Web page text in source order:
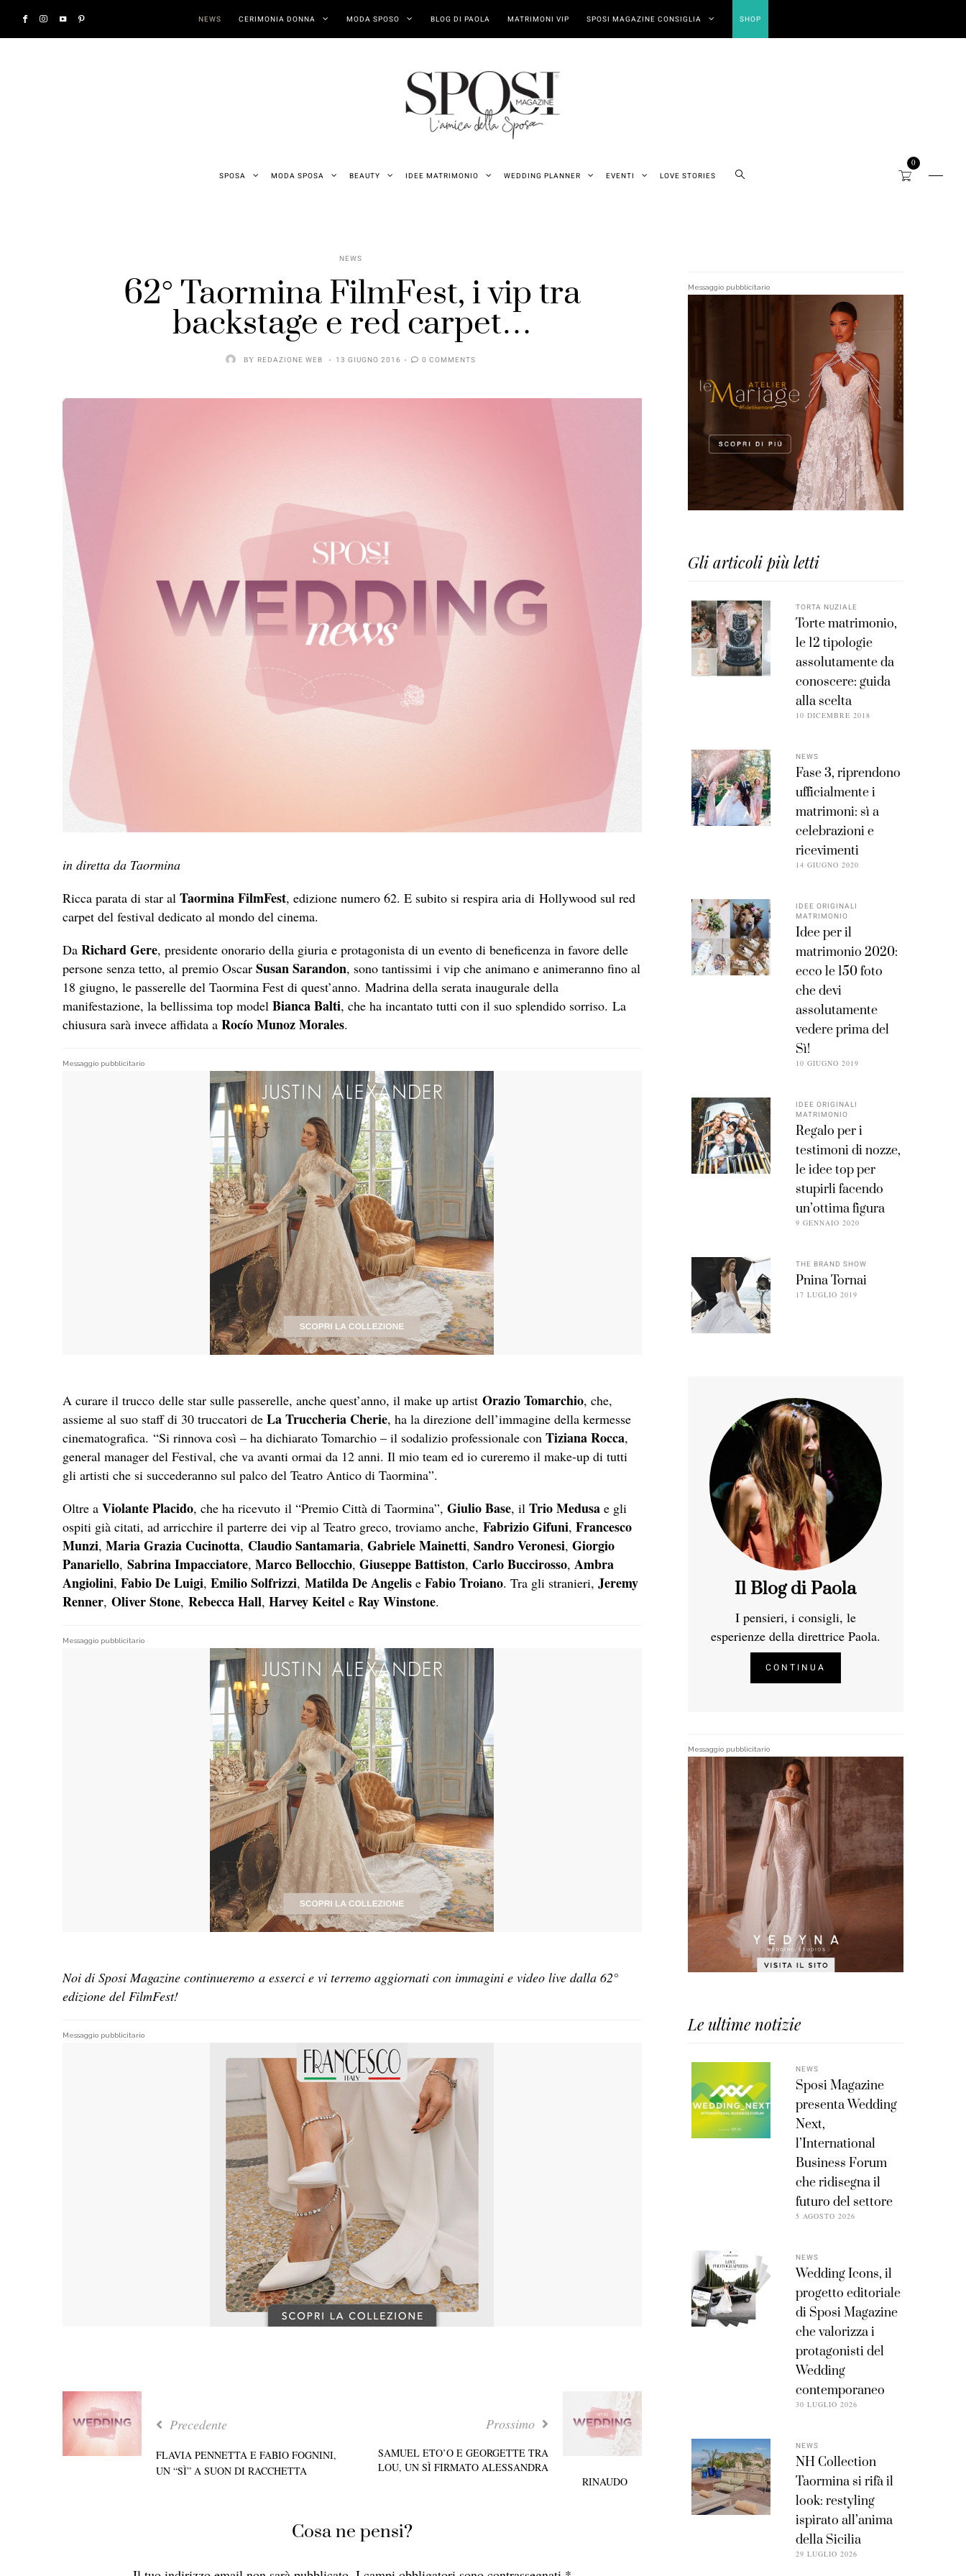
NEWS CERIMONIA DONNA MODA SPOSO BLOG DI PAOLA MATRIMONI VIP SPOSI MAGAZINE CONSIGLIA SHOP
SPOSA MODA SPOSA BEAUTY IDEE MATRIMONIO WEDDING PLANNER EVENTI LOVE STORIES
0
NEWS
62° Taormina FilmFest, i vip tra
backstage e red carpet…
BY REDAZIONE WEB 13 GIUGNO 2016 0 COMMENTS
in diretta da Taormina
Ricca parata di star al Taormina FilmFest, edizione numero 62. E subito si respira aria di Hollywood sul red
carpet del festival dedicato al mondo del cinema.
Da Richard Gere, presidente onorario della giuria e protagonista di un evento di beneficenza in favore delle
persone senza tetto, al premio Oscar Susan Sarandon, sono tantissimi i vip che animano e animeranno fino al
18 giugno, le passerelle del Taormina Fest di quest’anno. Madrina della serata inaugurale della
manifestazione, la bellissima top model Bianca Balti, che ha incantato tutti con il suo splendido sorriso. La
chiusura sarà invece affidata a Rocío Munoz Morales.
Messaggio pubblicitario
A curare il trucco delle star sulle passerelle, anche quest’anno, il make up artist Orazio Tomarchio, che,
assieme al suo staff di 30 truccatori de La Truccheria Cherie, ha la direzione dell’immagine della kermesse
cinematografica. “Si rinnova così – ha dichiarato Tomarchio – il sodalizio professionale con Tiziana Rocca,
general manager del Festival, che va avanti ormai da 12 anni. Il mio team ed io cureremo il make-up di tutti
gli artisti che si succederanno sul palco del Teatro Antico di Taormina”.
Oltre a Violante Placido, che ha ricevuto il “Premio Città di Taormina”, Giulio Base, il Trio Medusa e gli
ospiti già citati, ad arricchire il parterre dei vip al Teatro greco, troviamo anche, Fabrizio Gifuni, Francesco
Munzi, Maria Grazia Cucinotta, Claudio Santamaria, Gabriele Mainetti, Sandro Veronesi, Giorgio
Panariello, Sabrina Impacciatore, Marco Bellocchio, Giuseppe Battiston, Carlo Buccirosso, Ambra
Angiolini, Fabio De Luigi, Emilio Solfrizzi, Matilda De Angelis e Fabio Troiano. Tra gli stranieri, Jeremy
Renner, Oliver Stone, Rebecca Hall, Harvey Keitel e Ray Winstone.
Messaggio pubblicitario
Noi di Sposi Magazine continueremo a esserci e vi terremo aggiornati con immagini e video live dalla 62°
edizione del FilmFest!
Messaggio pubblicitario
Precedente
FLAVIA PENNETTA E FABIO FOGNINI,
UN “SÌ” A SUON DI RACCHETTA
Prossimo
SAMUEL ETO’O E GEORGETTE TRA
LOU, UN SÌ FIRMATO ALESSANDRA
RINAUDO
Cosa ne pensi?
Messaggio pubblicitario
Gli articoli più letti
TORTA NUZIALE
Torte matrimonio,
le 12 tipologie
assolutamente da
conoscere: guida
alla scelta
10 DICEMBRE 2018
NEWS
Fase 3, riprendono
ufficialmente i
matrimoni: sì a
celebrazioni e
ricevimenti
14 GIUGNO 2020
IDEE ORIGINALI
MATRIMONIO
Idee per il
matrimonio 2020:
ecco le 150 foto
che devi
assolutamente
vedere prima del
Sì!
10 GIUGNO 2019
IDEE ORIGINALI
MATRIMONIO
Regalo per i
testimoni di nozze,
le idee top per
stupirli facendo
un’ottima figura
9 GENNAIO 2020
THE BRAND SHOW
Pnina Tornai
17 LUGLIO 2019
Il Blog di Paola
I pensieri, i consigli, le
esperienze della direttrice Paola.
CONTINUA
Messaggio pubblicitario
Le ultime notizie
NEWS
Sposi Magazine
presenta Wedding
Next,
l’International
Business Forum
che ridisegna il
futuro del settore
5 AGOSTO 2026
NEWS
Wedding Icons, il
progetto editoriale
di Sposi Magazine
che valorizza i
protagonisti del
Wedding
contemporaneo
30 LUGLIO 2026
NEWS
NH Collection
Taormina si rifà il
look: restyling
ispirato all’anima
della Sicilia
29 LUGLIO 2026